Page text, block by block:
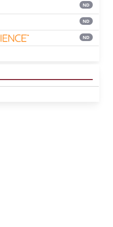
ND
ND
ND